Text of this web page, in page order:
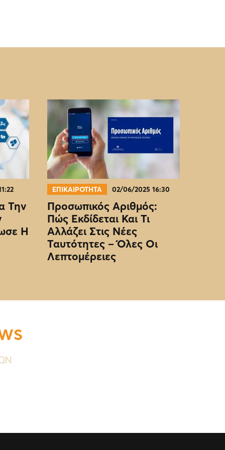
Την
Η
ΕΠΙΚΑΙΡΟΤΗΤΑ 02/06/2025 16:30
Προσωπικός Αριθμός:
Πώς Εκδίδεται Και Τι
Αλλάζει Στις Νέες
Ταυτότητες – Όλες Οι
Λεπτομέρειες